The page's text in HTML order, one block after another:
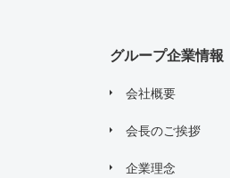
グループ企業情報
会社概要
会長のご挨拶
企業理念